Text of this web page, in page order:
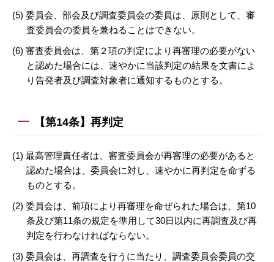
(5) 委員会、部会及び調査委員会の委員は、原則として、審
査委員会の委員を兼ねることはできない。
(6) 審査委員会は、第２項の判定により再審理の必要がない
と認めた場合には、速やかに当該判定の結果を文書によ
り告発者及び調査対象者に通知するものとする。
【第14条】再判定
(1) 最高管理責任者は、審査委員会が再審理の必要があると
認めた場合は、委員会に対し、速やかに再判定を命ずる
ものとする。
(2) 委員会は、前項により再審理を命ぜられた場合は、第10
条及び第11条の規定を準用して30日以内に再調査及び再
判定を行わなければならない。
(3) 委員会は、再調査を行うに当たり、調査委員会委員の交